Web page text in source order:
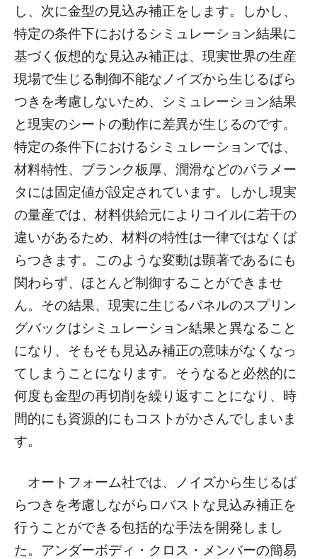
し、次に金型の見込み補正をします。しかし、
特定の条件下におけるシミュレーション結果に
基づく仮想的な見込み補正は、現実世界の生産
現場で生じる制御不能なノイズから生じるばら
つきを考慮しないため、シミュレーション結果
と現実のシートの動作に差異が生じるのです。
特定の条件下におけるシミュレーションでは、
材料特性、ブランク板厚、潤滑などのパラメー
タには固定値が設定されています。しかし現実
の量産では、材料供給元によりコイルに若干の
違いがあるため、材料の特性は一律ではなくば
らつきます。このような変動は顕著であるにも
関わらず、ほとんど制御することができませ
ん。その結果、現実に生じるパネルのスプリン
グバックはシミュレーション結果と異なること
になり、そもそも見込み補正の意味がなくなっ
てしまうことになります。そうなると必然的に
何度も金型の再切削を繰り返すことになり、時
間的にも資源的にもコストがかさんでしまいま
す。
オートフォーム社では、ノイズから生じるば
らつきを考慮しながらロバストな見込み補正を
行うことができる包括的な手法を開発しまし
た。アンダーボディ・クロス・メンバーの簡易